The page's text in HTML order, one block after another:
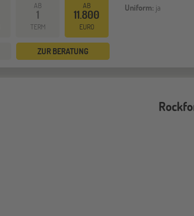
AB
1
TERM
AB
11.800
EURO
ZUR BERATUNG
Uniform: ja